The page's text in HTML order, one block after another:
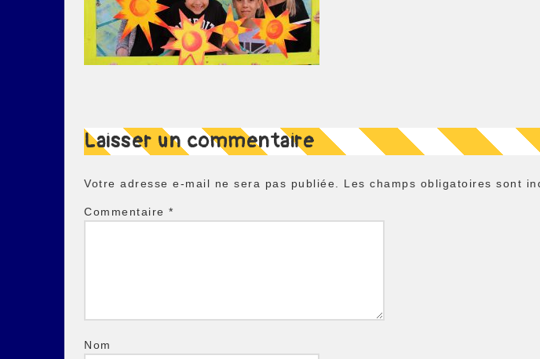
Laisser un commentaire
Votre adresse e-mail ne sera pas publiée. Les champs obligatoires sont
Commentaire *
Nom